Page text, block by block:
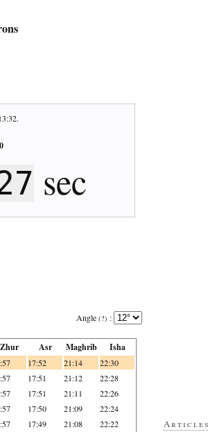
.
sec
Angle (?) :
Zhur Asr Maghrib Isha
17:52 21:14 22:30
17:51 21:12 22:28
17:51 21:11 22:26
17:50 21:09 22:24
17:49 21:08 22:22